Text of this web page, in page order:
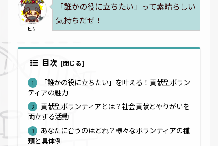
ヒゲ
「誰かの役に立ちたい」って素晴らしい
気持ちだぜ！
目次
「誰かの役に立ちたい」を叶える！貢献型ボラン
ティアの魅力
貢献型ボランティアとは？社会貢献とやりがいを
両立する活動
あなたに合うのはどれ？様々なボランティアの種
類と具体例